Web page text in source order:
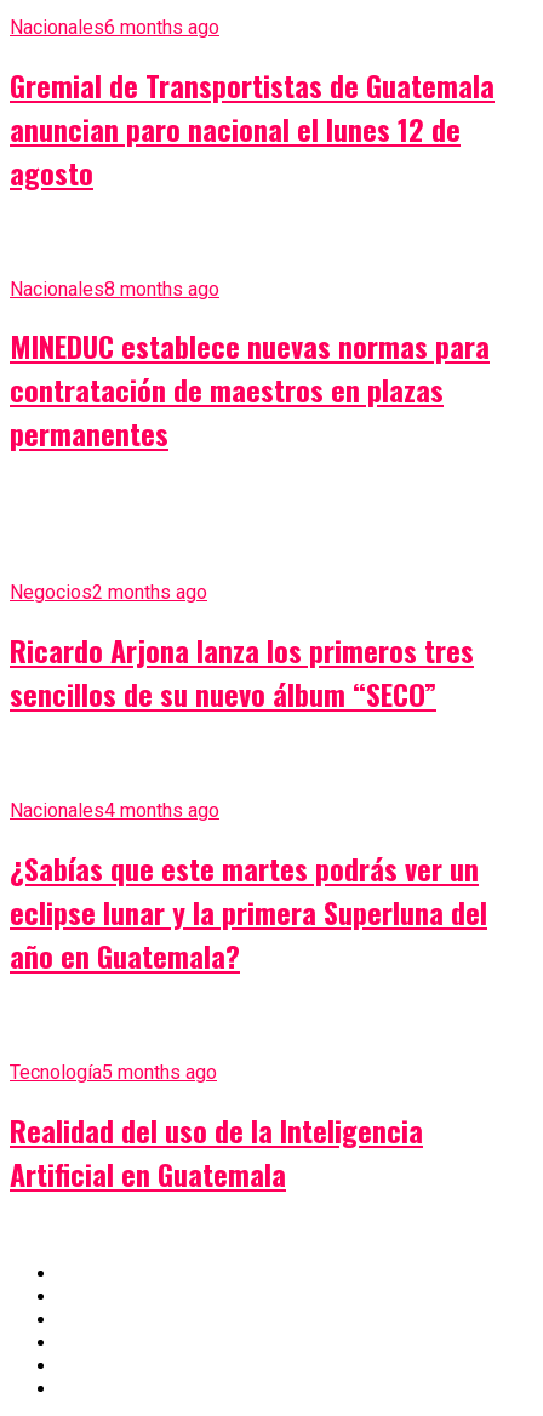
Nacionales6 months ago
Gremial de Transportistas de Guatemala
anuncian paro nacional el lunes 12 de
agosto
Nacionales8 months ago
MINEDUC establece nuevas normas para
contratación de maestros en plazas
permanentes
Negocios2 months ago
Ricardo Arjona lanza los primeros tres
sencillos de su nuevo álbum “SECO”
Nacionales4 months ago
¿Sabías que este martes podrás ver un
eclipse lunar y la primera Superluna del
año en Guatemala?
Tecnología5 months ago
Realidad del uso de la Inteligencia
Artificial en Guatemala